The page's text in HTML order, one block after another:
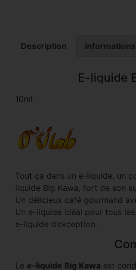
Description
E-liquide
10ml
Tout ça dans un e-liquide, un
liquide Big Kawa, fort de son
Un délicieux café gourmand
Un e-liquide idéal pour tous
e-liquide d’exception.
Le e-liquide Big Kawa est